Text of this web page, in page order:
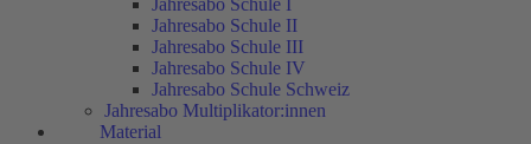
Jahresabo Schule I
Jahresabo Schule II
Jahresabo Schule III
Jahresabo Schule IV
Jahresabo Schule Schweiz
Jahresabo Multiplikator:innen
Material